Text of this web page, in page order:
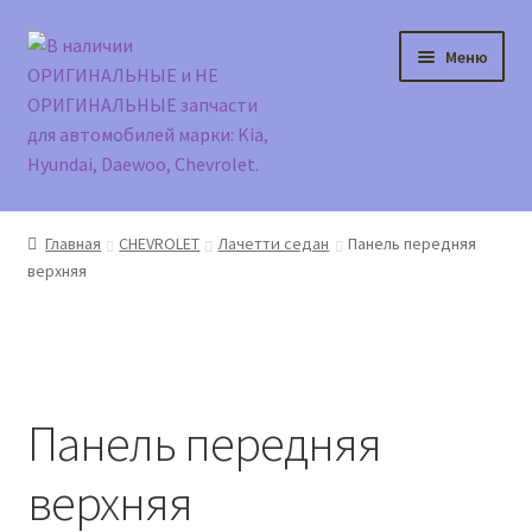
Перейти
к
навигации
Перейти
к
содержимому
Меню
Главная
Доставка и оплата
Мой аккаунт
Оформление заказа
Главная CHEVROLET Лачетти седан
Панель передняя
верхняя
Панель передняя
верхняя